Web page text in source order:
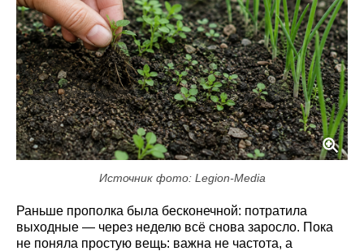
Источник фото: Legion-Media
Раньше прополка была бесконечной: потратила
выходные — через неделю всё снова заросло. Пока
не поняла простую вещь: важна не частота, а